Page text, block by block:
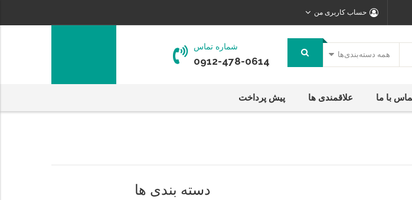
حساب کاربری من
همه دسته‌بندی‌ها
شماره تماس
0912-478-0614
با ما علاقمندی ها پیش پرداخت
دسته بندی ها